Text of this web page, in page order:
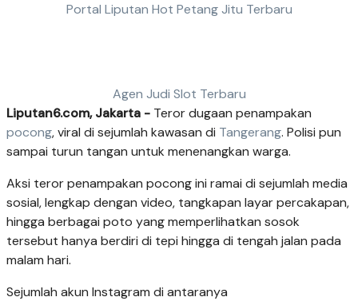
Portal Liputan Hot Petang Jitu Terbaru
Agen Judi Slot Terbaru
Liputan6.com, Jakarta - Teror dugaan penampakan
pocong, viral di sejumlah kawasan di Tangerang. Polisi pun
sampai turun tangan untuk menenangkan warga.
Aksi teror penampakan pocong ini ramai di sejumlah media
sosial, lengkap dengan video, tangkapan layar percakapan,
hingga berbagai poto yang memperlihatkan sosok
tersebut hanya berdiri di tepi hingga di tengah jalan pada
malam hari.
Sejumlah akun Instagram di antaranya